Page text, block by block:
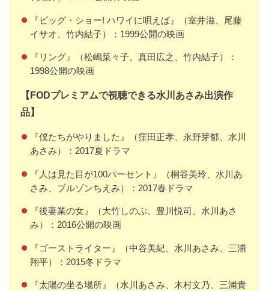
『ビッグ・ショー! ハワイに唄えば』（室井滋、尾藤
イサオ、竹内結子）：1999公開の映画
『リング』（松嶋菜々子、真田広之、竹内結子）：
1998公開の映画
【FODプレミアムで視聴できる水川あさみ出演作
品】
『僕たちがやりました』（窪田正孝、永野芽郁、水川
あさみ）：2017夏ドラマ
『人は見た目が100パーセント』（桐谷美玲、水川あ
さみ、ブルゾンちえみ）：2017春ドラマ
『後妻業の女』（大竹しのぶ、豊川悦司、水川あさ
み）：2016公開の映画
『ゴーストライター』（中谷美紀、水川あさみ、三浦
翔平）：2015冬ドラマ
『太陽の坐る場所』（水川あさみ、木村文乃、三浦貴